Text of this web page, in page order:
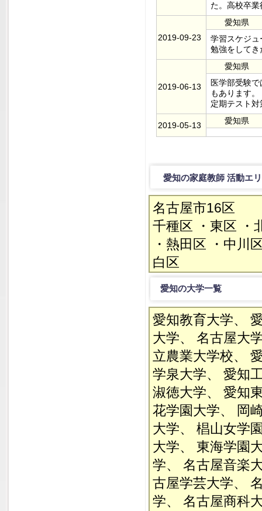
た。高校卒
2019-09-23
愛知県
学習スケジ
勉強をして
2019-06-13
愛知県
医学部受験
もあります。
定期テスト
2019-05-13 愛知県
愛知の家庭教師 活動エ
名古屋市16区
千種区 ・東区 ・
・熱田区 ・中川
白区
愛知の大学一覧
愛知教育大学、
大学、 名古屋大
立農業大学校、
学泉大学、 愛知
淑徳大学、 愛知
花学園大学、 岡
大学、 椙山女学
大学、 東海学園
学、 名古屋音楽
古屋学芸大学、
学、 名古屋商科